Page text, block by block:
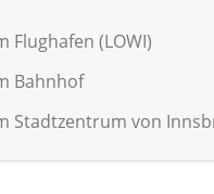
Flughafen (LOWI)
Bahnhof
Stadtzentrum von